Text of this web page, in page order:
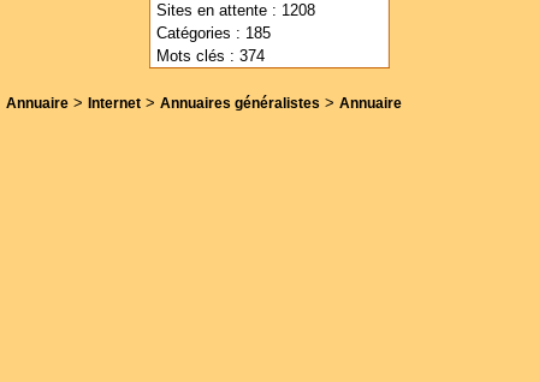
Sites en attente : 1208
Catégories : 185
Mots clés : 374
Annuaire > Internet > Annuaires généralistes > Annuaire